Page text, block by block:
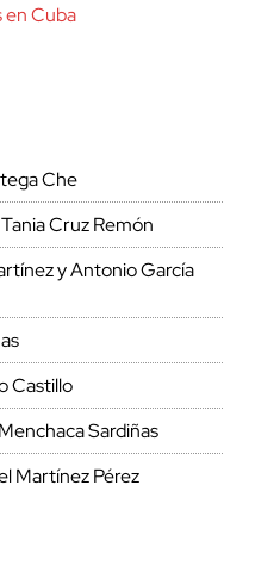
en Cuba
Che
Cruz Remón
y Antonio García
Castillo
Sardiñas
Martínez Pérez